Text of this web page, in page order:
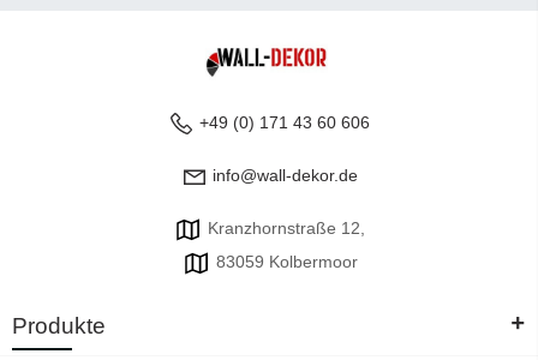
+49 (0) 171 43 60 606
info@wall-dekor.de
Kranzhornstraße 12,
83059 Kolbermoor
Produkte +